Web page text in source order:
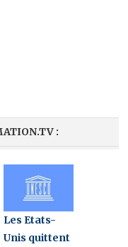
:
Les Etats-
Unis quittent